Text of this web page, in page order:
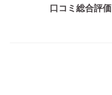
口コミ総合評価